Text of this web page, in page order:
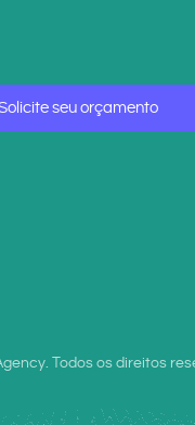
seu orçamento
Todos os direitos